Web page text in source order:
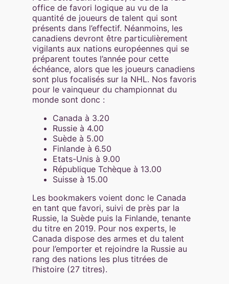
office de favori logique au vu de la
quantité de joueurs de talent qui sont
présents dans l’effectif. Néanmoins, les
canadiens devront être particulièrement
vigilants aux nations européennes qui se
préparent toutes l’année pour cette
échéance, alors que les joueurs canadiens
sont plus focalisés sur la NHL. Nos favoris
pour le vainqueur du championnat du
monde sont donc :
Canada à 3.20
Russie à 4.00
Suède à 5.00
Finlande à 6.50
Etats-Unis à 9.00
République Tchèque à 13.00
Suisse à 15.00
Les bookmakers voient donc le Canada
en tant que favori, suivi de près par la
Russie, la Suède puis la Finlande, tenante
du titre en 2019. Pour nos experts, le
Canada dispose des armes et du talent
pour l’emporter et rejoindre la Russie au
rang des nations les plus titrées de
l’histoire (27 titres).